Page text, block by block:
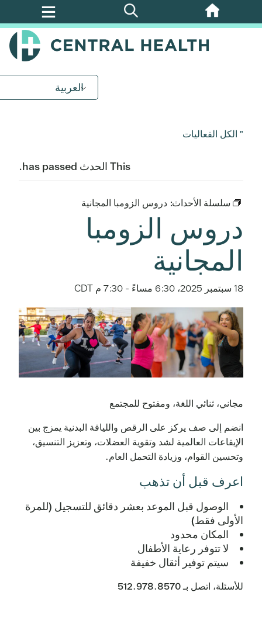
تخطي
العربية
" الكل الفعاليات
This الحدث has passed.
سلسلة الأحداث: دروس الزومبا المجانية
دروس الزومبا
المجانية
18 سبتمبر 2025، 6:30 مساءً - 7:30 م CDT
مجاني، ثنائي اللغة، ومفتوح للمجتمع
انضم إلى صف يركز على الرقص واللياقة البدنية يمزج بين
الإيقاعات العالمية لشد وتقوية العضلات، وتعزيز التنسيق،
وتحسين القوام، وزيادة التحمل العام.
اعرف قبل أن تذهب
الوصول قبل الموعد بعشر دقائق للتسجيل (للمرة
الأولى فقط)
المكان محدود
لا تتوفر رعاية الأطفال
سيتم توفير أثقال خفيفة
للأسئلة، اتصل بـ 512.978.8570